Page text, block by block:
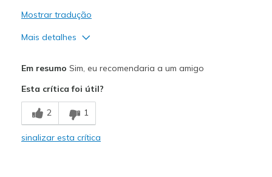
Mostrar tradução
Mais detalhes
Breathe Well
Comfortable
Em resumo Sim, eu recomendaria a um amigo
Esta crítica foi útil?
2 1
sinalizar esta crítica